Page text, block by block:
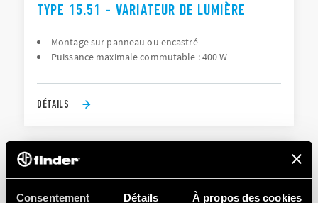
Consentement Détails À propos des cookies
TYPE 15.51 - VARIATEUR DE LUMIÈRE
Montage sur panneau ou encastré
Puissance maximale commutable : 400 W
DÉTAILS